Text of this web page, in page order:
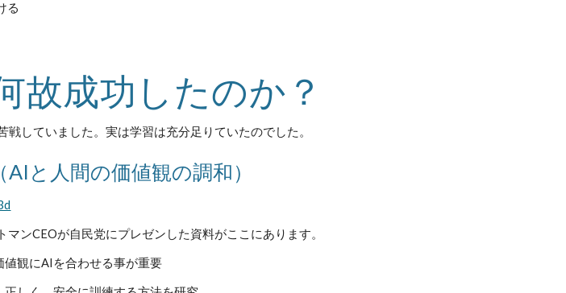
る
故成功したのか？
していました。実は学習は充分足りていたのでした。
と人間の価値観の調和）
CEOが自民党にプレゼンした資料がここにあります。
観にAIを合わせる事が重要